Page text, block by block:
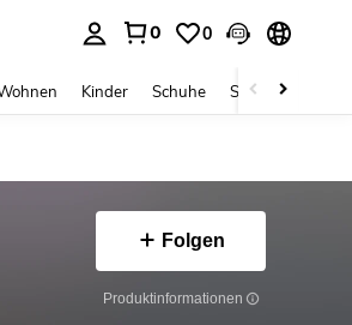
0 0
Kinder Schuhe Schmuck &
Folgen
Produktinformationen